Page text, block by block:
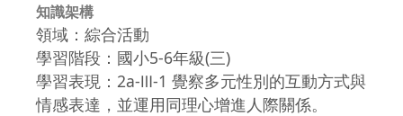
知識架構
領域：綜合活動
學習階段：國小5-6年級(三)
學習表現：2a-Ⅲ-1 覺察多元性別的互動方式與
情感表達，並運用同理心增進人際關係。